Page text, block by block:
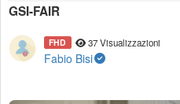
GSI-FAIR
FHD 37 Visualizzazioni
Fabio Bisi